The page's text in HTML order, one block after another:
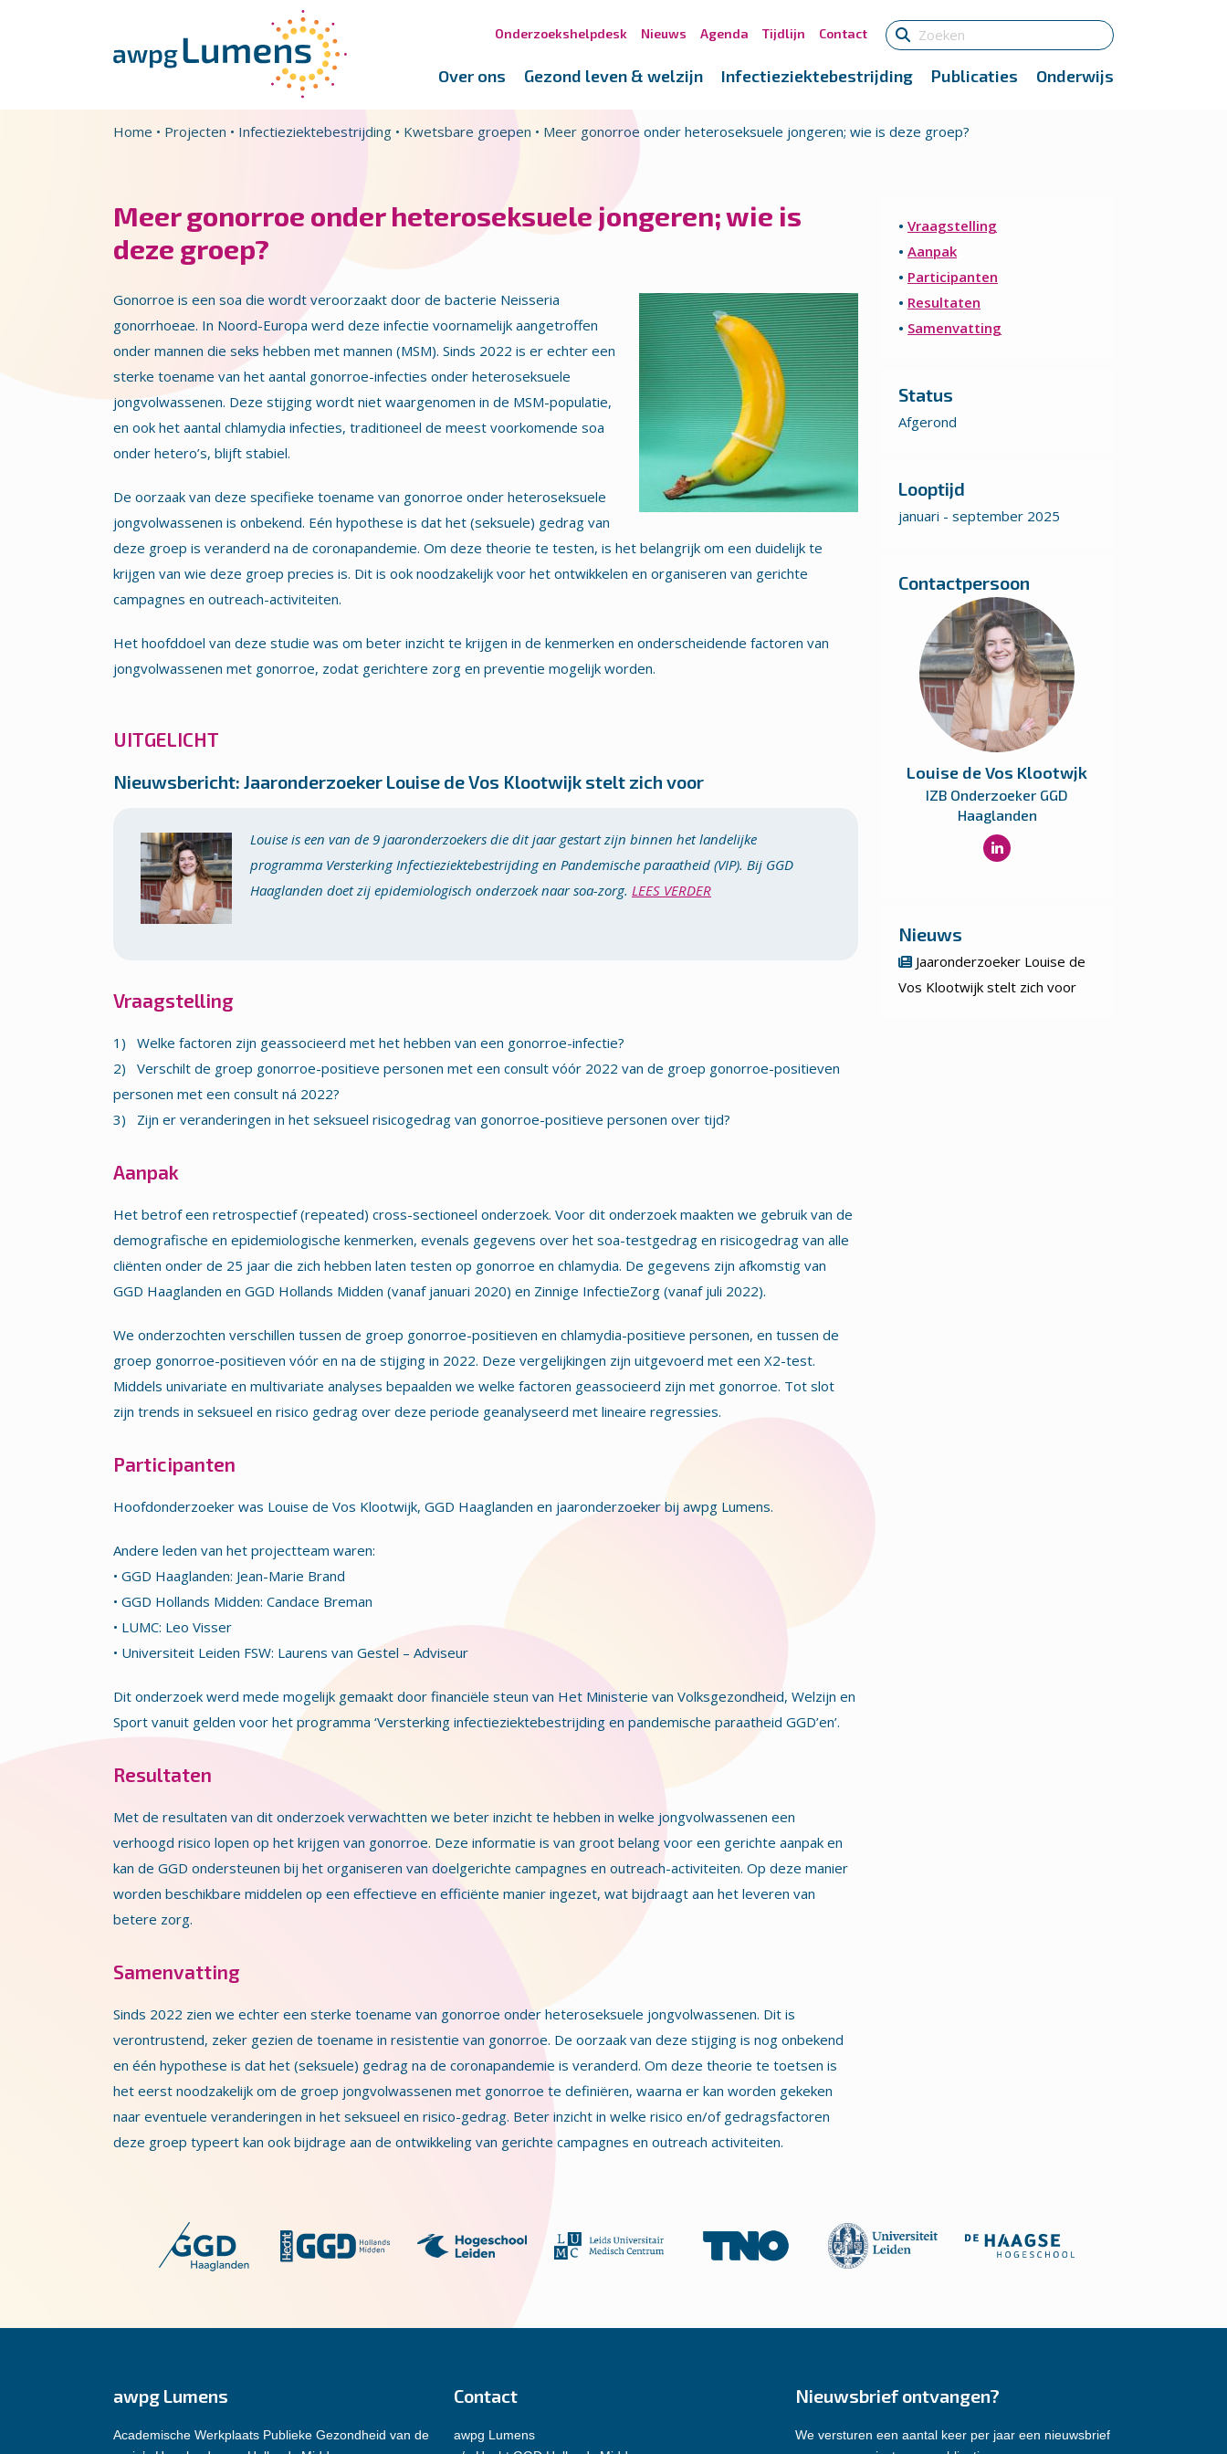
Onderzoekshelpdesk Nieuws Agenda Tijdlijn Contact
Over ons Gezond leven & welzijn Infectieziektebestrijding Publicaties Onderwijs
Home • Projecten • Infectieziektebestrijding • Kwetsbare groepen • Meer gonorroe onder heteroseksuele jongeren; wie is deze groep?
Meer gonorroe onder heteroseksuele jongeren; wie is
deze groep?
Gonorroe is een soa die wordt veroorzaakt door de bacterie Neisseria
gonorrhoeae. In Noord-Europa werd deze infectie voornamelijk aangetroffen
onder mannen die seks hebben met mannen (MSM). Sinds 2022 is er echter een
sterke toename van het aantal gonorroe-infecties onder heteroseksuele
jongvolwassenen. Deze stijging wordt niet waargenomen in de MSM-populatie,
en ook het aantal chlamydia infecties, traditioneel de meest voorkomende soa
onder hetero’s, blijft stabiel.
De oorzaak van deze specifieke toename van gonorroe onder heteroseksuele
jongvolwassenen is onbekend. Eén hypothese is dat het (seksuele) gedrag van
deze groep is veranderd na de coronapandemie. Om deze theorie te testen, is het belangrijk om een duidelijk te
krijgen van wie deze groep precies is. Dit is ook noodzakelijk voor het ontwikkelen en organiseren van gerichte
campagnes en outreach-activiteiten.
Het hoofddoel van deze studie was om beter inzicht te krijgen in de kenmerken en onderscheidende factoren van
jongvolwassenen met gonorroe, zodat gerichtere zorg en preventie mogelijk worden.
UITGELICHT
Nieuwsbericht: Jaaronderzoeker Louise de Vos Klootwijk stelt zich voor
Louise is een van de 9 jaar­onderzoe­kers die dit jaar gestart zijn binnen het landelijke
programma Versterking Infectie­ziek­te­bestrijding en Pande­mische paraat­heid (VIP). Bij GGD
Haaglanden doet zij epide­miologisch onderzoek naar soa-zorg. LEES VERDER
Vraagstelling
1) Welke factoren zijn geassocieerd met het hebben van een gonorroe-infectie?
2) Verschilt de groep gonorroe-positieve personen met een consult vóór 2022 van de groep gonorroe-positieven
personen met een consult ná 2022?
3) Zijn er veranderingen in het seksueel risicogedrag van gonorroe-positieve personen over tijd?
Aanpak
Het betrof een retrospectief (repeated) cross-sectioneel onderzoek. Voor dit onderzoek maakten we gebruik van de
demografische en epidemiologische kenmerken, evenals gegevens over het soa-testgedrag en risicogedrag van alle
cliënten onder de 25 jaar die zich hebben laten testen op gonorroe en chlamydia. De gegevens zijn afkomstig van
GGD Haaglanden en GGD Hollands Midden (vanaf januari 2020) en Zinnige InfectieZorg (vanaf juli 2022).
We onderzochten verschillen tussen de groep gonorroe-positieven en chlamydia-positieve personen, en tussen de
groep gonorroe-positieven vóór en na de stijging in 2022. Deze vergelijkingen zijn uitgevoerd met een X2-test.
Middels univariate en multivariate analyses bepaalden we welke factoren geassocieerd zijn met gonorroe. Tot slot
zijn trends in seksueel en risico gedrag over deze periode geanalyseerd met lineaire regressies.
Participanten
Hoofdonderzoeker was Louise de Vos Klootwijk, GGD Haaglanden en jaaronderzoeker bij awpg Lumens.
Andere leden van het projectteam waren:
• GGD Haaglanden: Jean-Marie Brand
• GGD Hollands Midden: Candace Breman
• LUMC: Leo Visser
• Universiteit Leiden FSW: Laurens van Gestel – Adviseur
Dit onderzoek werd mede mogelijk gemaakt door financiële steun van Het Ministerie van Volksgezondheid, Welzijn en
Sport vanuit gelden voor het programma ‘Versterking infectieziektebestrijding en pandemische paraatheid GGD’en’.
Resultaten
Met de resultaten van dit onderzoek verwachtten we beter inzicht te hebben in welke jongvolwassenen een
verhoogd risico lopen op het krijgen van gonorroe. Deze informatie is van groot belang voor een gerichte aanpak en
kan de GGD ondersteunen bij het organiseren van doelgerichte campagnes en outreach-activiteiten. Op deze manier
worden beschikbare middelen op een effectieve en efficiënte manier ingezet, wat bijdraagt aan het leveren van
betere zorg.
Samenvatting
Sinds 2022 zien we echter een sterke toename van gonorroe onder heteroseksuele jongvolwassenen. Dit is
verontrustend, zeker gezien de toename in resistentie van gonorroe. De oorzaak van deze stijging is nog onbekend
en één hypothese is dat het (seksuele) gedrag na de coronapandemie is veranderd. Om deze theorie te toetsen is
het eerst noodzakelijk om de groep jongvolwassenen met gonorroe te definiëren, waarna er kan worden gekeken
naar eventuele veranderingen in het seksueel en risico-gedrag. Beter inzicht in welke risico en/of gedragsfactoren
deze groep typeert kan ook bijdrage aan de ontwikkeling van gerichte campagnes en outreach activiteiten.
• Vraagstelling
• Aanpak
• Participanten
• Resultaten
• Samenvatting
Status
Afgerond
Looptijd
januari - september 2025
Contactpersoon
Louise de Vos Klootwjk
IZB Onderzoeker GGD
Haaglanden
Nieuws
Jaaronderzoeker Louise de
Vos Klootwijk stelt zich voor
awpg Lumens
Academische Werkplaats Publieke Gezondheid van de
Contact
awpg Lumens
Nieuwsbrief ontvangen?
We versturen een aantal keer per jaar een nieuwsbrief